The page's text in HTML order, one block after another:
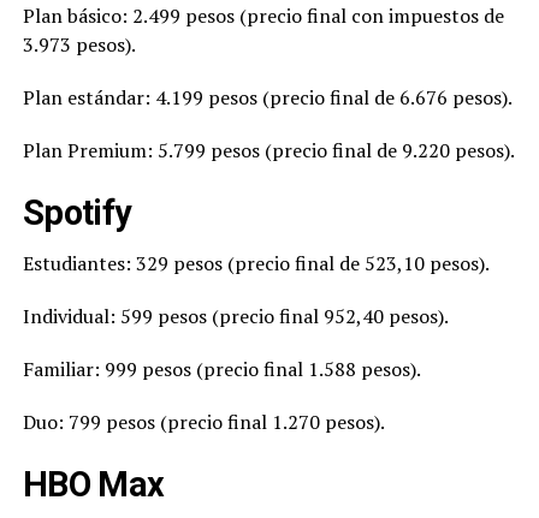
Plan básico: 2.499 pesos (precio final con impuestos de
3.973 pesos).
Plan estándar: 4.199 pesos (precio final de 6.676 pesos).
Plan Premium: 5.799 pesos (precio final de 9.220 pesos).
Spotify
Estudiantes: 329 pesos (precio final de 523,10 pesos).
Individual: 599 pesos (precio final 952,40 pesos).
Familiar: 999 pesos (precio final 1.588 pesos).
Duo: 799 pesos (precio final 1.270 pesos).
HBO Max